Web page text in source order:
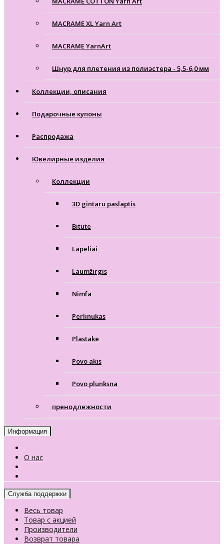
MACRAME XL Yarn Art
MACRAME YarnArt
Шнур для плетения из полиэстера - 5,5-6,0 мм
Коллекции, описания
Подарочные купоны
Распродажа
Ювелирные изделия
Коллекции
3D gintaru paslaptis
Bitute
Lapeliai
Laumžirgis
Nimfa
Perlinukas
Plastake
Povo akis
Povo plunksna
пренодлежности
Информация
О нас
Служба поддержки
Весь товар
Товар с акцией
Производители
Возврат товара